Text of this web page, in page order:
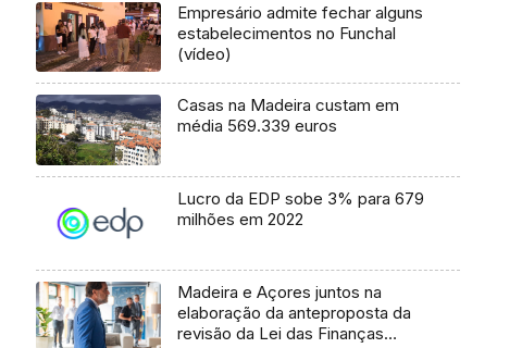
Empresário admite fechar alguns
estabelecimentos no Funchal
(vídeo)
Casas na Madeira custam em
média 569.339 euros
Lucro da EDP sobe 3% para 679
milhões em 2022
Madeira e Açores juntos na
elaboração da anteproposta da
revisão da Lei das Finanças